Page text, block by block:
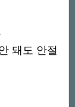
돼도 안절